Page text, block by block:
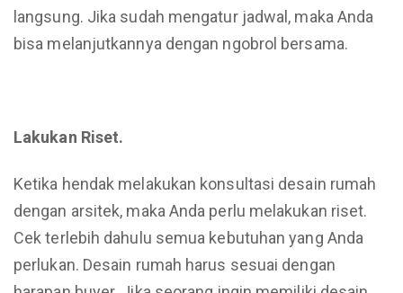
langsung. Jika sudah mengatur jadwal, maka Anda
bisa melanjutkannya dengan ngobrol bersama.
Lakukan Riset.
Ketika hendak melakukan konsultasi desain rumah
dengan arsitek, maka Anda perlu melakukan riset.
Cek terlebih dahulu semua kebutuhan yang Anda
perlukan. Desain rumah harus sesuai dengan